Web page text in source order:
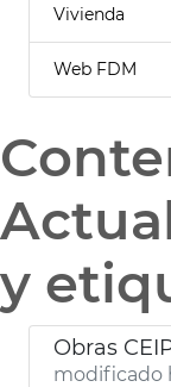
Vivienda
Web FDM
y
Obras
modificado